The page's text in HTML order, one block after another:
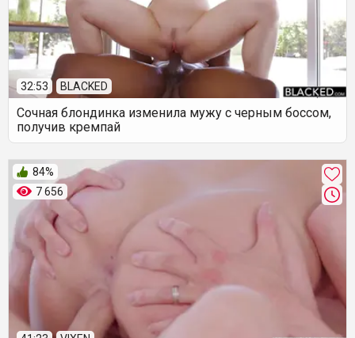
32:53 BLACKED
Сочная блондинка изменила мужу с черным боссом,
получив кремпай
7 656
84%